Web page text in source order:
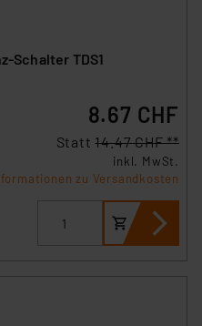
Schalter TDS1
8.67 CHF
Statt14.47 CHF **
inkl. MwSt.
zu Versandkosten